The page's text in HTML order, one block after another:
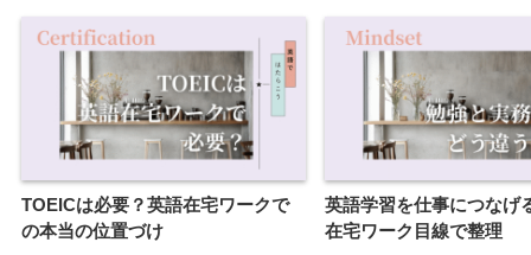
TOEICは必要？英語在宅ワークで
の本当の位置づけ
英語学習を仕事につなげ
在宅ワーク目線で整理